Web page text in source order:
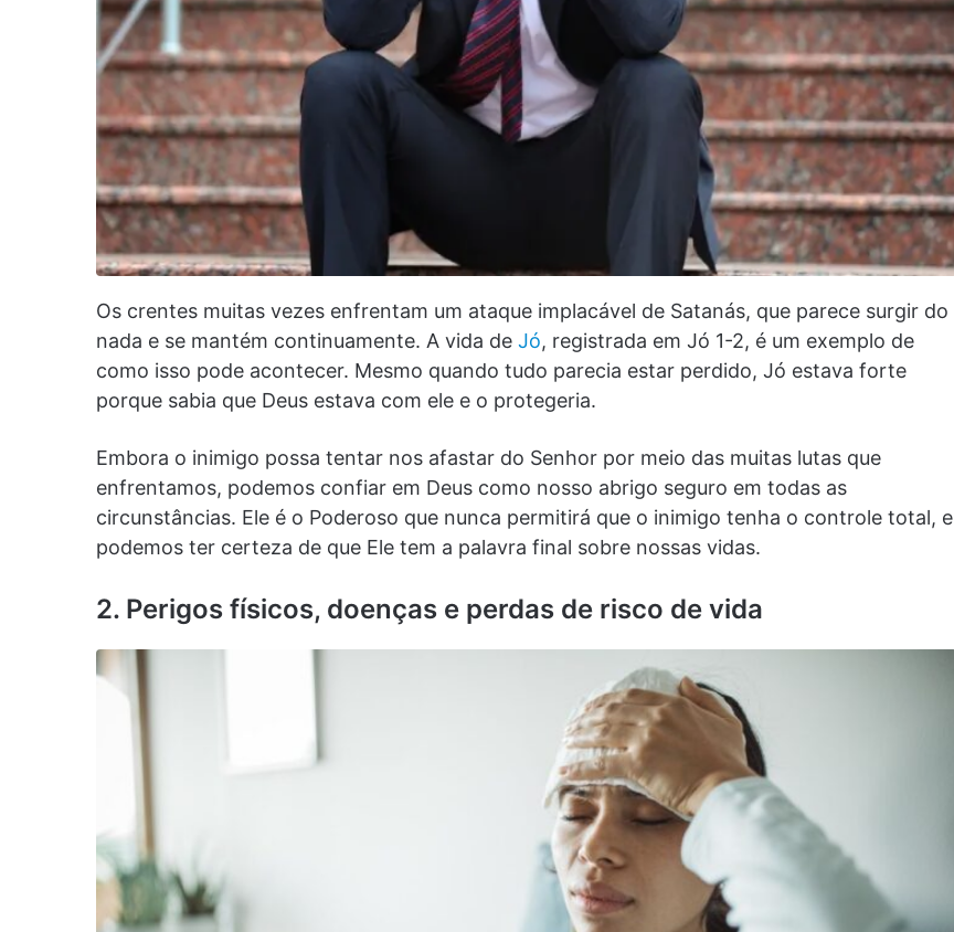
Os crentes muitas vezes enfrentam um ataque implacável de Satanás, que parece surgir do
nada e se mantém continuamente. A vida de Jó, registrada em Jó 1-2, é um exemplo de
como isso pode acontecer. Mesmo quando tudo parecia estar perdido, Jó estava forte
porque sabia que Deus estava com ele e o protegeria.
Embora o inimigo possa tentar nos afastar do Senhor por meio das muitas lutas que
enfrentamos, podemos confiar em Deus como nosso abrigo seguro em todas as
circunstâncias. Ele é o Poderoso que nunca permitirá que o inimigo tenha o controle total, e
podemos ter certeza de que Ele tem a palavra final sobre nossas vidas.
2. Perigos físicos, doenças e perdas de risco de vida